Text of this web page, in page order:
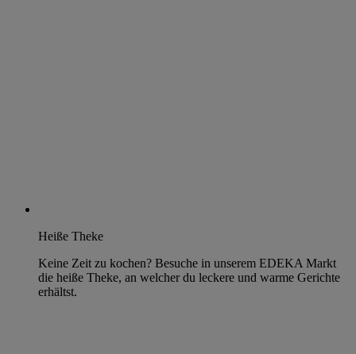
Heiße Theke
Keine Zeit zu kochen? Besuche in unserem EDEKA Markt
die heiße Theke, an welcher du leckere und warme Gerichte
erhältst.